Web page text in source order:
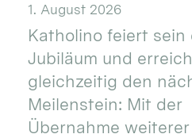
1. August 2026
Katholino feiert sein
Jubiläum und
gleichzeitig den
Meilenstein: Mit der
Übernahme weiterer